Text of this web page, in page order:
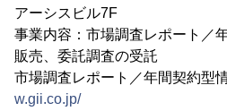
アーシスビル7F
事業内容：市場調査レポート／
販売、委託調査の受託
市場調査レポート／年間契約型
w.gii.co.jp/